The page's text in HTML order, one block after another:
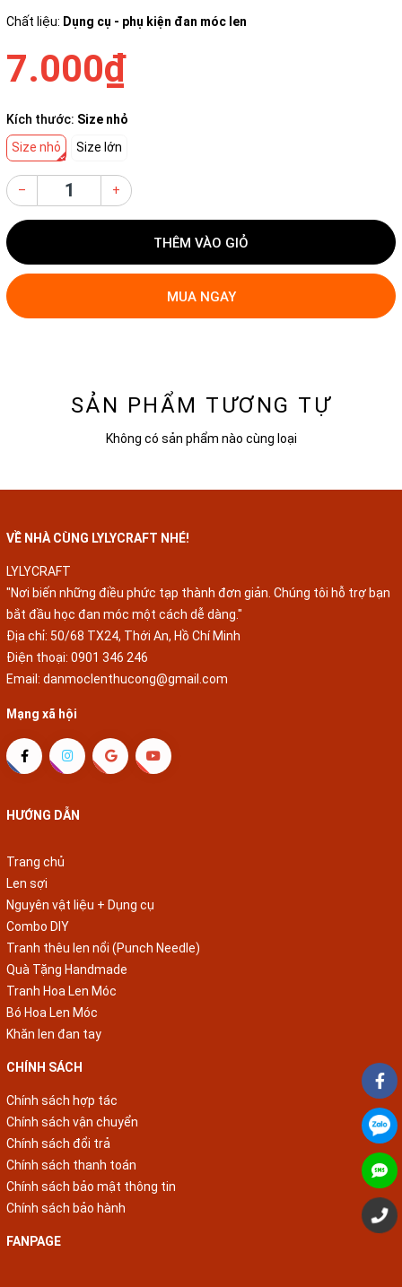
Chất liệu: Dụng cụ - phụ kiện đan móc len
7.000₫
Kích thước: Size nhỏ
Size nhỏ
Size lớn
– +
THÊM VÀO GIỎ
MUA NGAY
SẢN PHẨM TƯƠNG TỰ
Không có sản phẩm nào cùng loại
VỀ NHÀ CÙNG LYLYCRAFT NHÉ!
LYLYCRAFT
"Nơi biến những điều phức tạp thành đơn giản. Chúng tôi hỗ trợ bạn
bắt đầu học đan móc một cách dễ dàng."
Địa chỉ: 50/68 TX24, Thới An, Hồ Chí Minh
Điện thoại: 0901 346 246
Email: danmoclenthucong@gmail.com
Mạng xã hội
HƯỚNG DẪN
Trang chủ
Len sợi
Nguyên vật liệu + Dụng cụ
Combo DIY
Tranh thêu len nổi (Punch Needle)
Quà Tặng Handmade
Tranh Hoa Len Móc
Bó Hoa Len Móc
Khăn len đan tay
CHÍNH SÁCH
Chính sách hợp tác
Chính sách vận chuyển
Chính sách đổi trả
Chính sách thanh toán
Chính sách bảo mật thông tin
Chính sách bảo hành
FANPAGE